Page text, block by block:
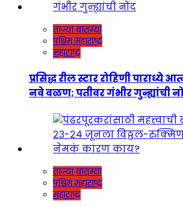
ताज्या बातम्या
पश्चिम महाराष्ट्र
महाराष्ट्र
प्रसिद्ध रील स्टार रोहिणी पाराध्ये
नवे वळण; पतीवर गंभीर गुन्ह्यांची
ताज्या बातम्या
पश्चिम महाराष्ट्र
महाराष्ट्र